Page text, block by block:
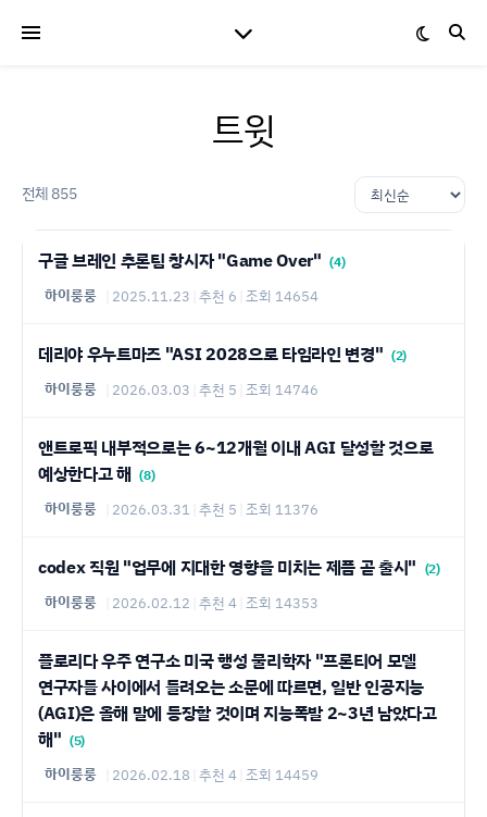
트윗
전체 855
구글 브레인 추론팀 창시자 "Game Over" (4)
하이룽룽 2025.11.23 추천 6 조회 14654
데리야 우누트마즈 "ASI 2028으로 타임라인 변경" (2)
하이룽룽 2026.03.03 추천 5 조회 14746
앤트로픽 내부적으로는 6~12개월 이내 AGI 달성할 것으로
예상한다고 해 (8)
하이룽룽 2026.03.31 추천 5 조회 11376
codex 직원 "업무에 지대한 영향을 미치는 제픔 곧 출시" (2)
하이룽룽 2026.02.12 추천 4 조회 14353
플로리다 우주 연구소 미국 행성 물리학자 "프론티어 모델
연구자들 사이에서 들려오는 소문에 따르면, 일반 인공지능
(AGI)은 올해 말에 등장할 것이며 지능폭발 2~3년 남았다고
해" (5)
하이룽룽 2026.02.18 추천 4 조회 14459